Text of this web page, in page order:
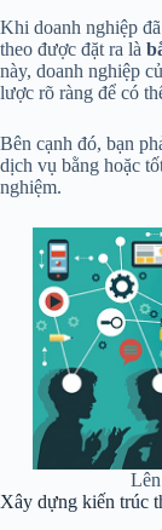
Khi doanh nghiệp
theo được đặt ra là
này, doanh nghiệp
lược rõ ràng để có
Bên cạnh đó, bạn
dịch vụ bằng hoặc
nghiệm.
Xây dựng kiến trúc